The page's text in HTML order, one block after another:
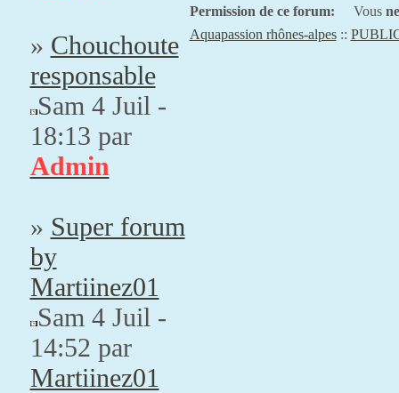
» Chouchoute
responsable
Sam 4 Juil -
18:13 par
Admin
» Super forum
by
Martiinez01
Sam 4 Juil -
14:52 par
Martiinez01
Permission de ce forum: Vous
Aquapassion rhônes-alpes::